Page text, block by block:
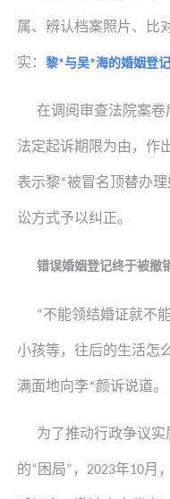
属、辨认档案照片、比
实：黎*与吴*海的婚姻登
在调阅审查法院案
法定起诉期限为由，作
表示黎*被冒名顶替办
讼方式予以纠正。
错误婚姻登记终于被撤
“不能领结婚证就不
小孩等，往后的生活怎
满面地向李*颜诉说道。
为了推动行政争议
的“ 困局” ， 2023年10月